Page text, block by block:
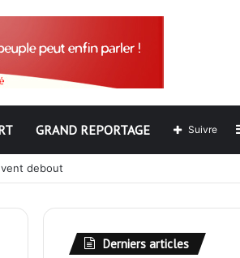
GRAND REPORTAGE Suivre
debout
Derniers articles